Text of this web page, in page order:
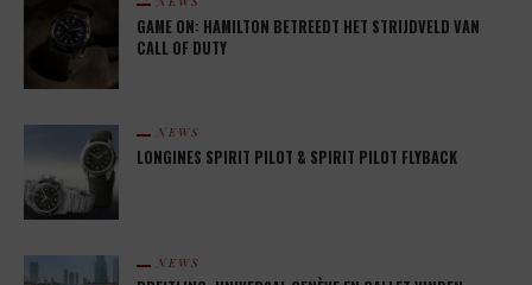
GAME ON: HAMILTON BETREEDT HET STRIJDVELD VAN
CALL OF DUTY
NEWS
LONGINES SPIRIT PILOT & SPIRIT PILOT FLYBACK
NEWS